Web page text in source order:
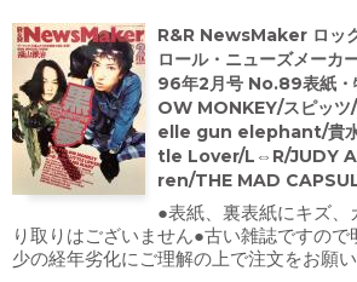
R&R NewsMaker ロッ
ロール・ニューズメーカ
96年2月号 No.89表紙
OW MONKEY/スピッ
elle gun elephant/貴
tle Lover/L⇔R/JUDY
ren/THE MAD
●表紙、裏表紙にキズ
り取りはございません●古い雑誌ですの
少の経年劣化にご理解の上で注文をお願い